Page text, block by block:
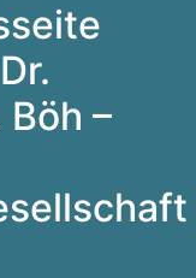
Böh –